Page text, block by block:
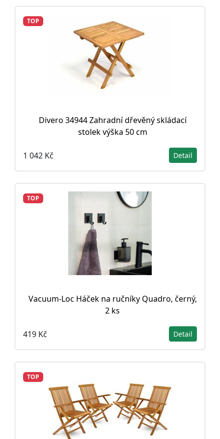
TOP
Divero 34944 Zahradní dřevěný skládací
stolek výška 50 cm
1 042 Kč Detail
TOP
Vacuum-Loc Háček na ručníky Quadro, černý,
2 ks
419 Kč Detail
TOP